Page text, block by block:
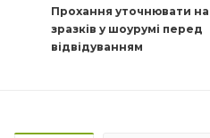
Прохання уточнювати
зразків у шоурумі перед
відвідуванням